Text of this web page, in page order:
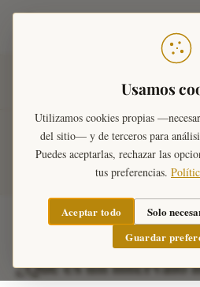
Usamos
Utilizamos cookies propias
del sitio— y de terceros para
Puedes aceptarlas, rechazar las
tus preferencias.
Aceptar todo Solo
Guardar
Intervalos
¿Qué es un intervalo